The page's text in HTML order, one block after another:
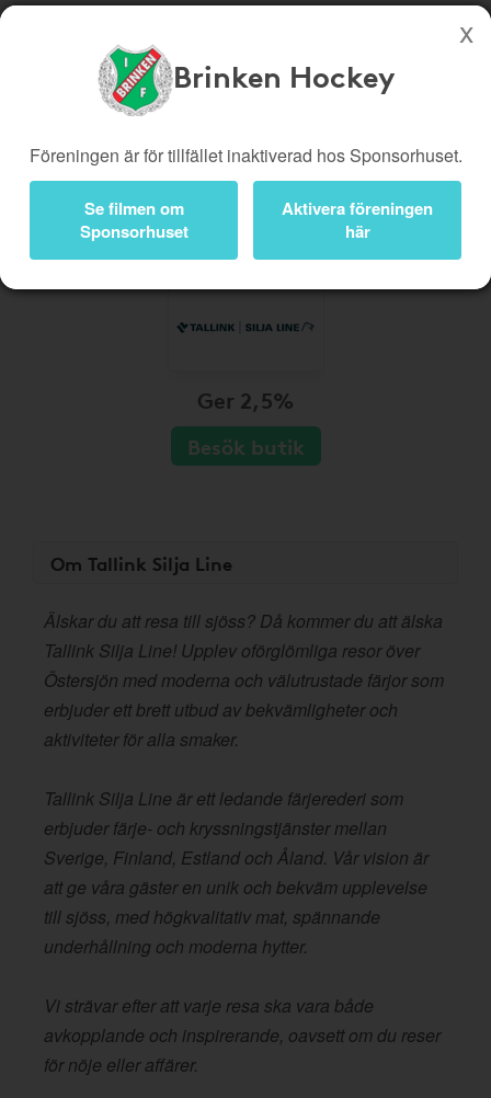
Köp genom denna sida stöttar Brinken Hockey
Presentkort
Kampanjer
Bli medlem
Logga in
Brinken Hockey
Föreningen är för tillfället inaktiverad hos Sponsorhuset.
Se filmen om
Sponsorhuset
Aktivera föreningen
här
Ger 2,5%
Besök butik
Om Tallink Silja Line
Älskar du att resa till sjöss? Då kommer du att älska
Tallink Silja Line! Upplev oförglömliga resor över
Östersjön med moderna och välutrustade färjor som
erbjuder ett brett utbud av bekvämligheter och
aktiviteter för alla smaker.
Tallink Silja Line är ett ledande färjerederi som
erbjuder färje- och kryssningstjänster mellan
Sverige, Finland, Estland och Åland. Vår vision är
att ge våra gäster en unik och bekväm upplevelse
till sjöss, med högkvalitativ mat, spännande
underhållning och moderna hytter.
Vi strävar efter att varje resa ska vara både
avkopplande och inspirerande, oavsett om du reser
för nöje eller affärer.